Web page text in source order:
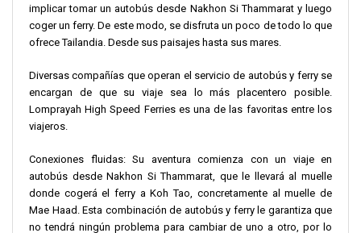
implicar tomar un autobús desde Nakhon Si Thammarat y luego
coger un ferry. De este modo, se disfruta un poco de todo lo que
ofrece Tailandia. Desde sus paisajes hasta sus mares.
Diversas compañías que operan el servicio de autobús y ferry se
encargan de que su viaje sea lo más placentero posible.
Lomprayah High Speed Ferries es una de las favoritas entre los
viajeros.
Conexiones fluidas: Su aventura comienza con un viaje en
autobús desde Nakhon Si Thammarat, que le llevará al muelle
donde cogerá el ferry a Koh Tao, concretamente al muelle de
Mae Haad. Esta combinación de autobús y ferry le garantiza que
no tendrá ningún problema para cambiar de uno a otro, por lo